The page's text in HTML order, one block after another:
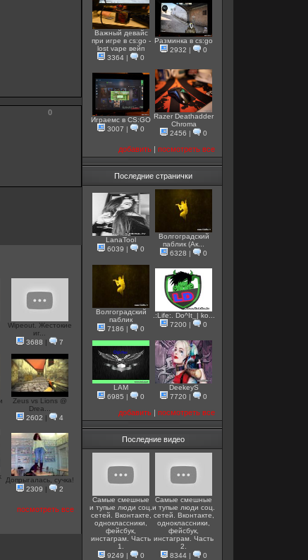
0
Wipeout. Жестокие
иг...
3688 | 7
Zeus vs Lions @
Drea...
2602 | 4
Допрыгалась, сучка!
2309 | 2
посмотреть все
Важный девайс
при игре в cs:go -
lost vape вейп
3364 | 0
Разминка в cs:go
2932 | 0
Играемс в CS:GO
3007 | 0
Razer Deathadder
Chroma
2456 | 0
добавить | посмотреть все
Последние странички
LanaTool
6039 | 0
Волгоградский
паблик (Ак...
6328 | 0
Волгоградский
паблик
7186 | 0
.:Life:. Do^It_| ko...
7200 | 0
LAM
6985 | 0
DeekeyS
7720 | 0
добавить | посмотреть все
Последние видео
Самые смешные
и тупые люди соц.
сетей. Вконтакте,
одноклассники,
фейсбук,
инстаграм. Часть
1.
9249 | 0
Самые смешные
и тупые люди соц.
сетей. Вконтакте,
одноклассники,
фейсбук,
инстаграм. Часть
2.
8344| 0